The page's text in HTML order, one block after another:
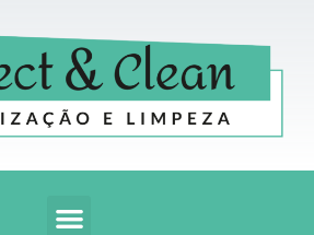
Menu